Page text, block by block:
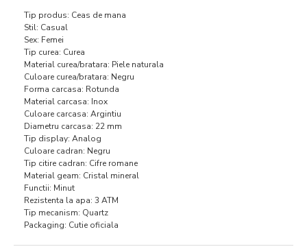
Tip produs: Ceas de mana
Stil: Casual
Sex: Femei
Tip curea: Curea
Material curea/bratara: Piele naturala
Culoare curea/bratara: Negru
Forma carcasa: Rotunda
Material carcasa: Inox
Culoare carcasa: Argintiu
Diametru carcasa: 22 mm
Tip display: Analog
Culoare cadran: Negru
Tip citire cadran: Cifre romane
Material geam: Cristal mineral
Functii: Minut
Rezistenta la apa: 3 ATM
Tip mecanism: Quartz
Packaging: Cutie oficiala